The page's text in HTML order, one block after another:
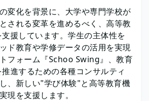
変化を背景に、大学や専門学校が
される変革を進めるべく、高等教
援しています。学生の主体性を
ド教育や学修データの活用を実現
フォーム『Schoo Swing』、教育
進するための各種コンサルティ
、新しい"学び体験"と高等教育機
現を支援します。